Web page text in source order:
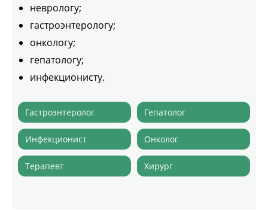
неврологу;
гастроэнтерологу;
онкологу;
гепатологу;
инфекционисту.
Гастроэнтеролог Гепатолог
Инфекционист Онколог
Терапевт Хирург